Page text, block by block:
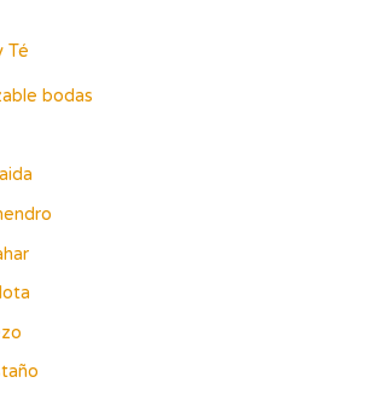
Té
bodas